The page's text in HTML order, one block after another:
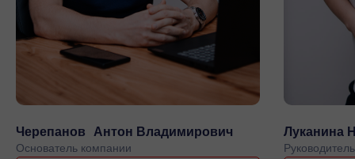
Черепанов Антон Владимирович
Основатель компании
Луканина